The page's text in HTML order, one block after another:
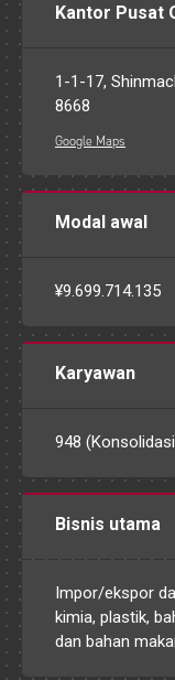
Kantor Pusat
1-1-17,
8668
Google Maps
Modal awal
¥9.699.714.135
Karyawan
948
Bisnis utama
Impor/ekspor
kimia, plastik,
dan bahan